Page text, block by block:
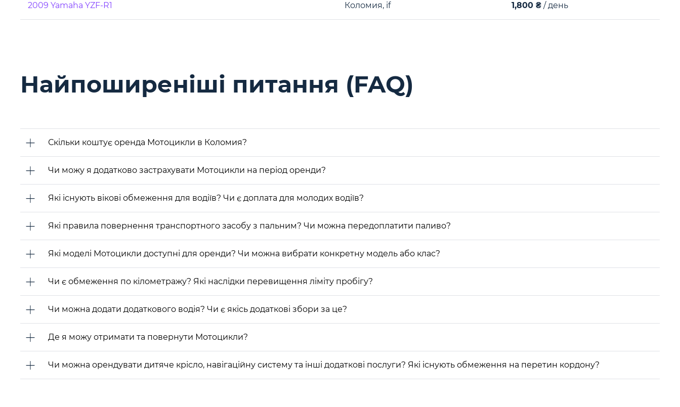
2009 Yamaha YZF-R1 Коломия, if 1,800 ₴ / день
Найпоширеніші питання (FAQ)
Скільки коштує оренда Мотоцикли в Коломия?
Чи можу я додатково застрахувати Мотоцикли на період оренди?
Які існують вікові обмеження для водіїв? Чи є доплата для молодих водіїв?
Які правила повернення транспортного засобу з пальним? Чи можна передоплатити паливо?
Які моделі Мотоцикли доступні для оренди? Чи можна вибрати конкретну модель або клас?
Чи є обмеження по кілометражу? Які наслідки перевищення ліміту пробігу?
Чи можна додати додаткового водія? Чи є якісь додаткові збори за це?
Де я можу отримати та повернути Мотоцикли?
Чи можна орендувати дитяче крісло, навігаційну систему та інші додаткові послуги? Які існують обмеження на перетин кордону?